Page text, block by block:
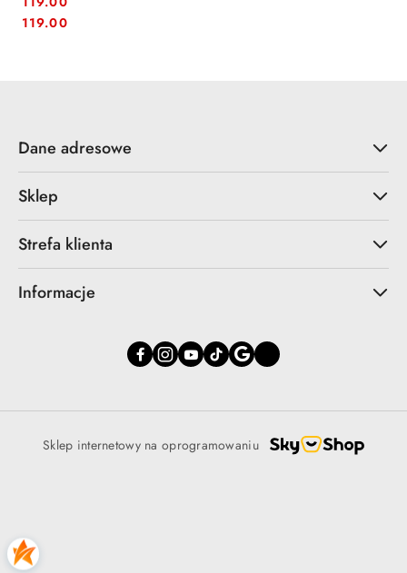
Cena:
Cena:
119.00
Dane adresowe
Sklep
Strefa klienta
Informacje
Sklep internetowy na oprogramowaniu